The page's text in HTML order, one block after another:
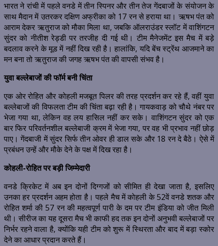
भारत ने रांची में पहले वनडे में तीन स्पिनर और तीन तेज गेंदबाजों के संयोजन के
साथ मैदान में उतरकर दक्षिण अफ्रीका को 17 रन से हराया था। ऋषभ पंत को
आराम देकर ऋतुराज को मौका मिला था, जबकि ऑलराउंडर स्लॉट में वाशिंगटन
सुंदर को नीतीश रेड्डी पर तरजीह दी गई थी। टीम मैनेजमेंट इस मैच में बड़े
बदलाव करने के मूड में नहीं दिख रही है। हालांकि, यदि बेंच स्ट्रेंथ आजमाने का
मन बना तो ऋतुराज की जगह ऋषभ पंत की वापसी संभव है।
युवा बल्लेबाजों की फॉर्म बनी चिंता
एक ओर रोहित और कोहली मजबूत पिलर की तरह प्रदर्शन कर रहे हैं, वहीं युवा
बल्लेबाजों की विफलता टीम की चिंता बढ़ा रही है। गायकवाड़ को चौथे नंबर पर
भेजा गया था, लेकिन वह लय हासिल नहीं कर सके। वाशिंगटन सुंदर को एक
बार फिर परिवर्तनशील बल्लेबाजी क्रम में भेजा गया, पर वह भी प्रभाव नहीं छोड़
पाए। गेंदबाजी में सुंदर सिर्फ तीन ओवर ही डाल सके और 18 रन दे बैठे। ऐसे में
प्रबंधन उन्हें और मौके देने के पक्ष में दिख रहा है।
कोहली-रोहित पर बड़ी जिम्मेदारी
वनडे क्रिकेट में अब इन दोनों दिग्गजों को सीमित ही देखा जाता है, इसलिए
उनका हर प्रदर्शन अहम होता है। पहले मैच में कोहली के 52वें वनडे शतक और
रोहित शर्मा की 57 रन की महत्वपूर्ण पारी के दम पर टीम इंडिया को जीत मिली
थी। सीरीज का यह दूसरा मैच भी काफी हद तक इन दोनों अनुभवी बल्लेबाजों पर
निर्भर रहने वाला है, क्योंकि यही टीम को शुरू में स्थिरता और बाद में बड़ा स्कोर
देने का आधार प्रदान करते हैं।